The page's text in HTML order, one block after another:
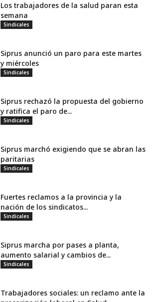
Los trabajadores de la salud paran esta
semana
Sindicales
Siprus anunció un paro para este martes
y miércoles
Sindicales
Siprus rechazó la propuesta del gobierno
y ratifica el paro de...
Sindicales
Siprus marchó exigiendo que se abran las
paritarias
Sindicales
Fuertes reclamos a la provincia y la
nación de los sindicatos...
Sindicales
Siprus marcha por pases a planta,
aumento salarial y cambios de...
Sindicales
Trabajadores sociales: un reclamo ante la